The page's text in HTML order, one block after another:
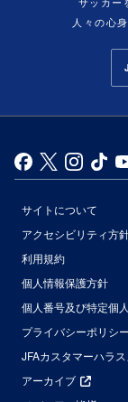
人々の心
サイトについて
アクセシビリティ方
利用規約
個人情報保護方針
個人番号及び特定個
プライバシーポリシー
JFAカスタマーハラ
アーカイブ